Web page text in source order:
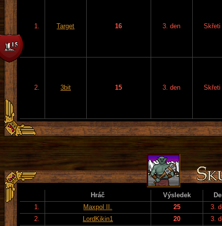
1. Target 16 3. den Skřeti
2. 3bit 15 3. den Skřeti
Hráč Výsledek
1.
Maxpol II. 25
3.
2.
LordKikin1 20
3.